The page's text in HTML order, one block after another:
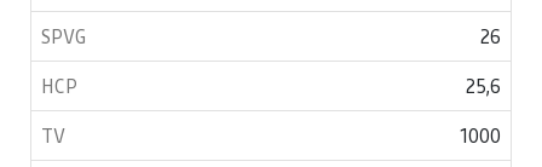
26
25,6
1000